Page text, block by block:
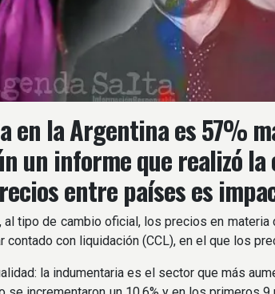
en la Argentina es 57%
un informe que realizó
entre países es
al tipo de cambio oficial, los precios en
contado con liquidación (CCL), en el que los
la indumentaria es el sector que más